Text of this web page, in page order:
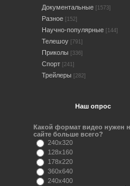
Документальные [1573]
Разное [152]
Научно-популярные [144]
Телешоу [791]
Приколы [336]
Спорт [241]
Трейлеры [282]
Наш опрос
Какой формат видео нужен
сайте больше всего?
240x320
128x160
178x220
360x640
240x400